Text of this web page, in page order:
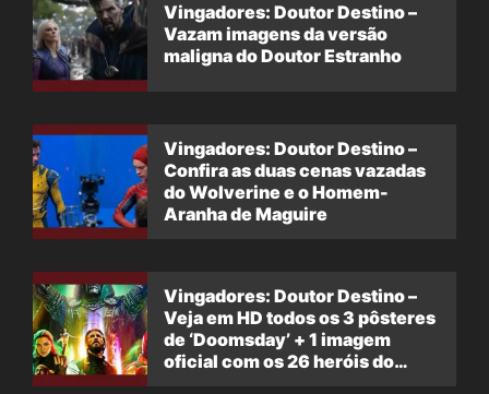
Vingadores: Doutor Destino –
Vazam imagens da versão
maligna do Doutor Estranho
Vingadores: Doutor Destino –
Confira as duas cenas vazadas
do Wolverine e o Homem-
Aranha de Maguire
Vingadores: Doutor Destino –
Veja em HD todos os 3 pôsteres
de ‘Doomsday’ + 1 imagem
oficial com os 26 heróis do